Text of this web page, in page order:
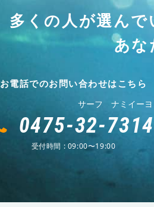
多くの人が選んで
あな
お電話でのお問い合わせはこちら
サーフ ナミイーヨ
0475-32-7314
受付時間 : 09:00〜19:00